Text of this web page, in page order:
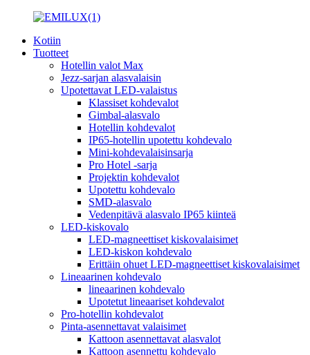
Kotiin
Tuotteet
Hotellin valot Max
Jezz-sarjan alasvalaisin
Upotettavat LED-valaistus
Klassiset kohdevalot
Gimbal-alasvalo
Hotellin kohdevalot
IP65-hotellin upotettu kohdevalo
Mini-kohdevalaisinsarja
Pro Hotel -sarja
Projektin kohdevalot
Upotettu kohdevalo
SMD-alasvalo
Vedenpitävä alasvalo IP65 kiinteä
LED-kiskovalo
LED-magneettiset kiskovalaisimet
LED-kiskon kohdevalo
Erittäin ohuet LED-magneettiset kiskovalaisimet
Lineaarinen kohdevalo
lineaarinen kohdevalo
Upotetut lineaariset kohdevalot
Pro-hotellin kohdevalot
Pinta-asennettavat valaisimet
Kattoon asennettavat alasvalot
Kattoon asennettu kohdevalo